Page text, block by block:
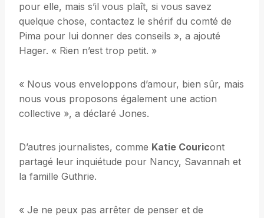
pour elle, mais s’il vous plaît, si vous savez
quelque chose, contactez le shérif du comté de
Pima pour lui donner des conseils », a ajouté
Hager. « Rien n’est trop petit. »
« Nous vous enveloppons d’amour, bien sûr, mais
nous vous proposons également une action
collective », a déclaré Jones.
D’autres journalistes, comme Katie Couricont
partagé leur inquiétude pour Nancy, Savannah et
la famille Guthrie.
« Je ne peux pas arrêter de penser et de